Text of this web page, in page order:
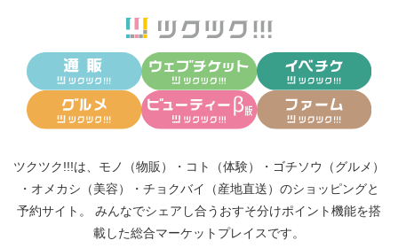
ツクツク!!!は、 モノ（物販） ・ コト（体験） ・ ゴチソウ（グルメ）
・ オメカシ（美容） ・ チョクバイ（産地直送） のショッピングと
予約サイト。
みんなでシェアし合う おすそ分けポイント機能を搭
載した総合マーケットプレイスです。